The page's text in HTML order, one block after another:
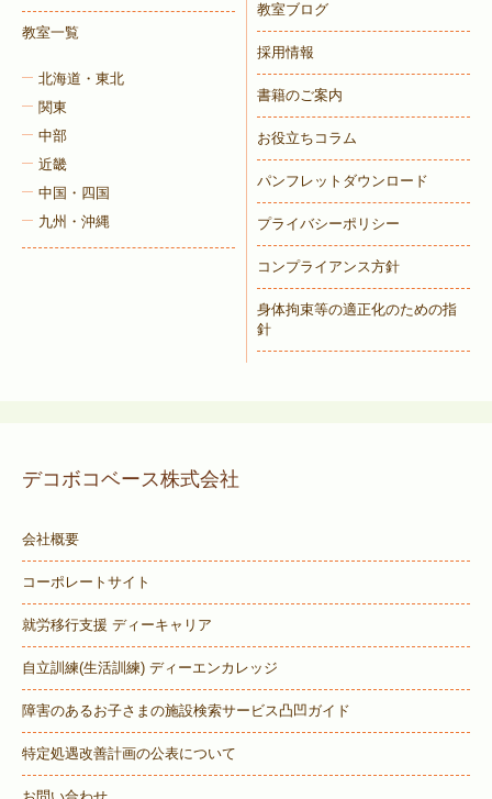
教室一覧
北海道・東北
関東
中部
近畿
中国・四国
九州・沖縄
教室ブログ
採用情報
書籍のご案内
お役立ちコラム
パンフレットダウンロード
プライバシーポリシー
コンプライアンス方針
身体拘束等の適正化のための指
針
デコボコベース株式会社
会社概要
コーポレートサイト
就労移行支援 ディーキャリア
自立訓練(生活訓練) ディーエンカレッジ
障害のあるお子さまの施設検索サービス凸凹ガイド
特定処遇改善計画の公表について